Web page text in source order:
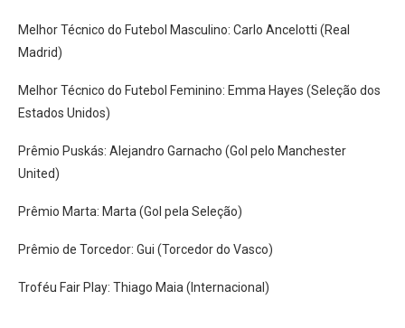
Melhor Técnico do Futebol Masculino: Carlo Ancelotti (Real
Madrid)
Melhor Técnico do Futebol Feminino: Emma Hayes (Seleção dos
Estados Unidos)
Prêmio Puskás: Alejandro Garnacho (Gol pelo Manchester
United)
Prêmio Marta: Marta (Gol pela Seleção)
Prêmio de Torcedor: Gui (Torcedor do Vasco)
Troféu Fair Play: Thiago Maia (Internacional)